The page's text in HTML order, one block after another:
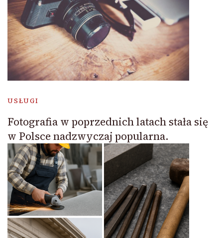
USŁUGI
Fotografia w poprzednich latach stała się
w Polsce nadzwyczaj popularna.